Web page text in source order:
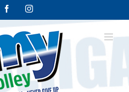
FacebookInstagram